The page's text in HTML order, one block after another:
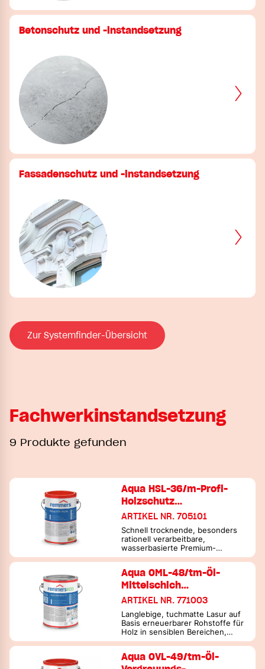
Betonschutz und -instandsetzung
Fassadenschutz und -instandsetzung
Zur Systemfinder-Übersicht
Fachwerkinstandsetzung
9 Produkte gefunden
Aqua HSL-36/m-Profi-
Holzschutz…
ARTIKEL NR. 705101
Schnell trocknende, besonders
rationell verarbeitbare,
wasserbasierte Premium-
Holzschutz-Lasur mit
ausgeprägtem Feuchte- & UV-
Schutz für Holz im Freien
Aqua OML-48/tm-Öl-
Mittelschich…
ARTIKEL NR. 771003
Langlebige, tuchmatte Lasur auf
Basis erneuerbarer Rohstoffe für
Holz in sensiblen Bereichen,
Innen- & Außen
Aqua OVL-49/tm-Öl-